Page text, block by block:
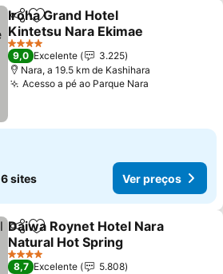
PartilharAdicionar aos favoritos
Iroha Grand Hotel
Kintetsu Nara Ekimae
4 Estrelas
9,0 Excelente
3.225
Nara, a 19.5 km de Kashihara
Acesso a pé ao Parque Nara
6 sites Ver preços
PartilharAdicionar aos favoritos
Daiwa Roynet Hotel Nara
Natural Hot Spring
4 Estrelas
8,7 Excelente
5.808